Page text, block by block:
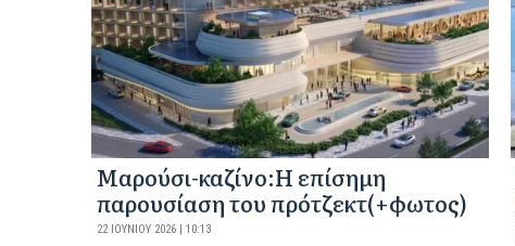
Mαρούσι-καζίνο:H επίσημη
παρουσίαση του πρότζεκτ(+φωτος)
22 ΙΟΥΝΊΟΥ 2026 | 10:13